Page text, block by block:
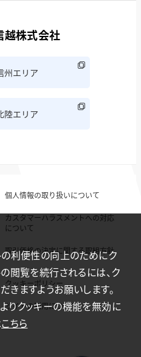
越株式会社
州エリア
陸エリア
個人情報の取り扱いについて
カスタマーハラスメントへの対応
について
取引価格の決定に関する取組方針
クッキーポリシー
サイトの利用について
の利便性の向上のためにク
閲覧を続行されるには、ク
ますようお願いします。
りクッキーの機能を無効に
こちら